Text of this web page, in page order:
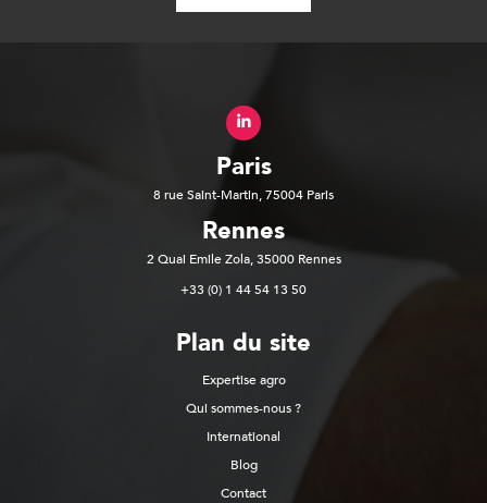
Paris
8 rue Saint-Martin, 75004 Paris
Rennes
2 Quai Emile Zola, 35000 Rennes
+33 (0) 1 44 54 13 50
Plan du site
Expertise agro
Qui sommes-nous ?
International
Blog
Contact